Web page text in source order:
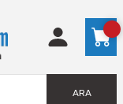
ARA